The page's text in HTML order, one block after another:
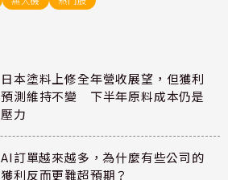
日本塗料上修全年營收展望，但獲利
預測維持不變 下半年原料成本仍是
壓力
AI訂單越來越多，為什麼有些公司的
獲利反而更難超預期？